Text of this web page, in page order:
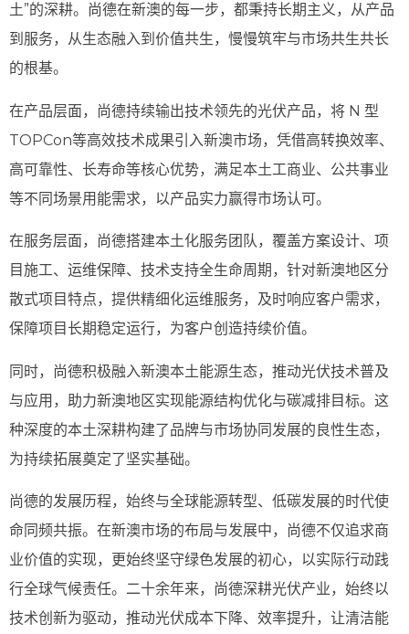
土”的深耕。尚德在新澳的每一步，都秉持长期主义，从产品
到服务，从生态融入到价值共生，慢慢筑牢与市场共生共长
的根基。
在产品层面，尚德持续输出技术领先的光伏产品，将 N 型
TOPCon等高效技术成果引入新澳市场，凭借高转换效率、
高可靠性、长寿命等核心优势，满足本土工商业、公共事业
等不同场景用能需求，以产品实力赢得市场认可。
在服务层面，尚德搭建本土化服务团队，覆盖方案设计、项
目施工、运维保障、技术支持全生命周期，针对新澳地区分
散式项目特点，提供精细化运维服务，及时响应客户需求，
保障项目长期稳定运行，为客户创造持续价值。
同时，尚德积极融入新澳本土能源生态，推动光伏技术普及
与应用，助力新澳地区实现能源结构优化与碳减排目标。这
种深度的本土深耕构建了品牌与市场协同发展的良性生态，
为持续拓展奠定了坚实基础。
尚德的发展历程，始终与全球能源转型、低碳发展的时代使
命同频共振。在新澳市场的布局与发展中，尚德不仅追求商
业价值的实现，更始终坚守绿色发展的初心，以实际行动践
行全球气候责任。二十余年来，尚德深耕光伏产业，始终以
技术创新为驱动，推动光伏成本下降、效率提升，让清洁能